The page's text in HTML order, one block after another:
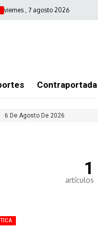
viernes , 7 agosto 2026
Contraportada
6 De Agosto De 2026
1
artículos